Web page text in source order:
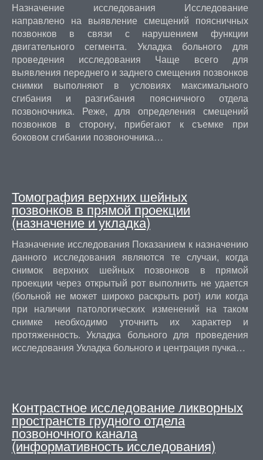
Назначение исследования Исследование
направлено на выявление смещений поясничных
позвонков в связи с нарушением функции
двигательного сегмента. Укладка больного для
проведения исследования Чаще всего для
выявления переднего и заднего смещения позвонков
снимки выполняют в условиях максимального
сгибания и разгибания поясничного отдела
позвоночника. Реже, для определения смещений
позвонков в сторону, прибегают к съемке при
боковом сгибании позвоночника…
Томография верхних шейных
позвонков в прямой проекции
(назначение и укладка)
Назначение исследования Показанием к назначению
данного исследования являются те случаи, когда
снимок верхних шейных позвонков в прямой
проекции через открытый рот выполнить не удается
(больной не может широко раскрыть рот) или когда
при наличии патологических изменений на таком
снимке необходимо уточнить их характер и
протяженность. Укладка больного для проведения
исследования Укладка больного и центрация пучка…
Контрастное исследование ликворных
пространств грудного отдела
позвоночного канала
(информативность исследования)